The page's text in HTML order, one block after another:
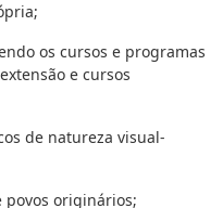
os cursos e programas
e cursos
de natureza visual-
originários;